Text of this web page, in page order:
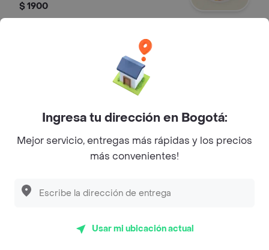
$ 1900
Servimos las porciones en
recipientes separados
Porción Plátano Maduro
Servimos las porciones en
$ 2900
Porción Aguacate en Cubos
Ingresa tu dirección en Bogotá:
Mejor servicio, entregas más rápidas y los precios
más convenientes!
Usar mi ubicación actual